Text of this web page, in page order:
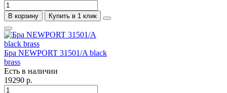
В корзину Купить в 1 клик
Бра NEWPORT 31501/A black
brass
Есть в наличии
19290 р.